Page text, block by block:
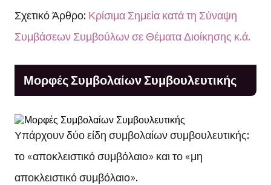
Σχετικό Άρθρο:Κρίσιμα Σημεία κατά τη Σύναψη
Συμβάσεων Συμβούλων σε Θέματα Διοίκησης κ.ά.
Μορφές Συμβολαίων Συμβουλευτικής
Υπάρχουν δύο είδη συμβολαίων συμβουλευτικής:
το «αποκλειστικό συμβόλαιο» και το «μη
αποκλειστικό συμβόλαιο».